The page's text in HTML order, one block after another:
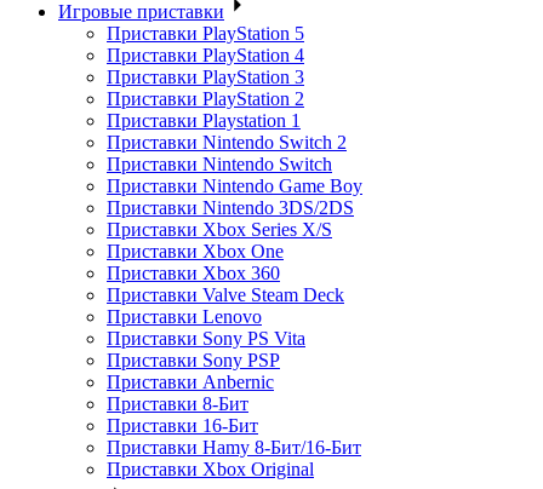
Игровые приставки
Приставки PlayStation 5
Приставки PlayStation 4
Приставки PlayStation 3
Приставки PlayStation 2
Приставки Playstation 1
Приставки Nintendo Switch 2
Приставки Nintendo Switch
Приставки Nintendo Game Boy
Приставки Nintendo 3DS/2DS
Приставки Xbox Series X/S
Приставки Xbox One
Приставки Xbox 360
Приставки Valve Steam Deck
Приставки Lenovo
Приставки Sony PS Vita
Приставки Sony PSP
Приставки Anbernic
Приставки 8-Бит
Приставки 16-Бит
Приставки Hamy 8-Бит/16-Бит
Приставки Xbox Original